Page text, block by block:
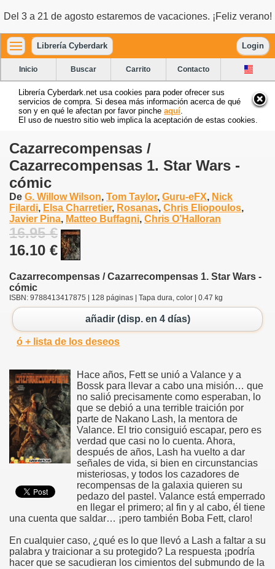
Del 3 a 21 de agosto estaremos de vacaciones. ¡Feliz verano!
Librería Cyberdark Login
Inicio Buscar Carrito Contacto
Librería Cyberdark.net usa cookies para poder ofrecer sus
servicios de compra. Si desea más información acerca de qué
son y en qué le afectan por favor pinche aquí
El uso de nuestro sitio web implica la aceptación de estas cookies.
Cazarrecompensas /
Cazarrecompensas 1. Star Wars -
cómic
De G. Willow Wilson, Tom Taylor, Guru-eFX, Nick
Filardi, Elsa Charretier, Rosanas, Chris Eliopoulos,
Javier Pina, Matteo Buffagni, Chris O’Halloran
16.95 €
16.10 €
Cazarrecompensas / Cazarrecompensas 1. Star Wars -
cómic
ISBN: 9788413417875 | 128 páginas | Tapa dura, color | 0.47 kg
añadir (disp. en 4 días)
ó + lista de los deseos
Hace años, Fett se unió a Valance y a
Bossk para llevar a cabo una misión… que
no salió precisamente como esperaban, lo
que se debió a una terrible traición por
parte de Nakano Lash, la mentora de
Valance. El trio consiguió escapar, pero es
verdad que casi no lo cuenta. Ahora,
después de años, Lash ha vuelto a dar
señales de vida, si bien en circunstancias
misteriosas, y todos los cazadores de
recompensas de la galaxia quieren su
pedazo del pastel. Valance está emperrado
en llegar el primero; al fin y al cabo, él tiene
una cuenta que saldar… ¡pero también Boba Fett, claro!
En cualquier caso, ¿qué es lo que llevó a Lash a faltar a su
palabra y traicionar a su protegido? La respuesta ¡podría
hacer que se sacudieran los cimientos del submundo de la